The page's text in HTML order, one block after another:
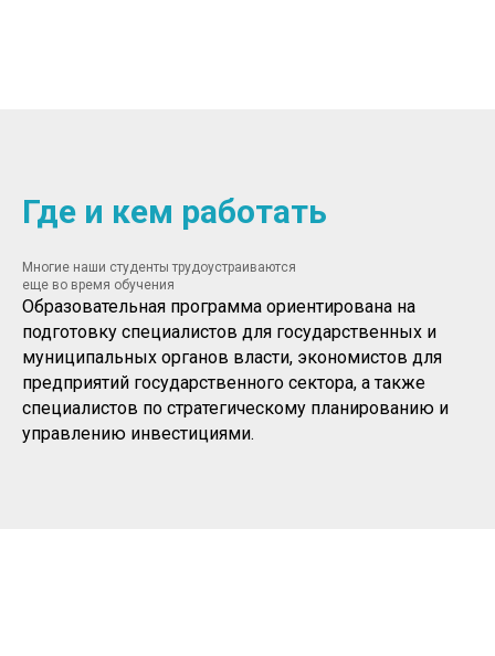
Где и кем работать
Многие наши студенты трудоустраиваются
еще во время обучения
Образовательная программа ориентирована на
подготовку специалистов для государственных и
муниципальных органов власти, экономистов для
предприятий государственного сектора, а также
специалистов по стратегическому планированию и
управлению инвестициями.